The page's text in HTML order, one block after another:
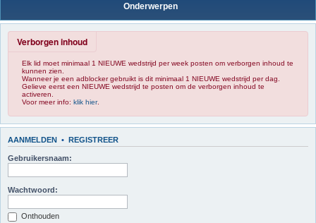
Onderwerpen
Verborgen inhoud
Elk lid moet minimaal 1 NIEUWE wedstrijd per week posten om verborgen inhoud te
kunnen zien.
Wanneer je een adblocker gebruikt is dit minimaal 1 NIEUWE wedstrijd per dag.
Gelieve eerst een NIEUWE wedstrijd te posten om de verborgen inhoud te
activeren.
Voor meer info: klik hier.
AANMELDEN • REGISTREER
Gebruikersnaam:
Wachtwoord:
Onthouden